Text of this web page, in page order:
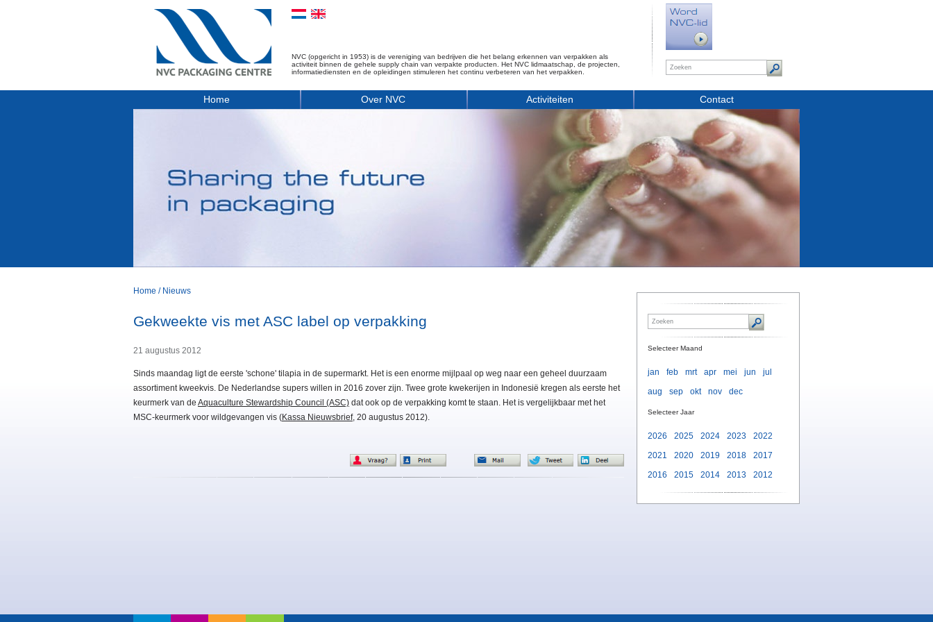
NVC (opgericht in 1953) is de vereniging van bedrijven die het belang erkennen van verpakken als
activiteit binnen de gehele supply chain van verpakte producten. Het NVC lidmaatschap, de projecten,
informatiediensten en de opleidingen stimuleren het continu verbeteren van het verpakken.
Home Over NVC Activiteiten Contact
Home / Nieuws
Gekweekte vis met ASC label op verpakking
21 augustus 2012
Sinds maandag ligt de eerste 'schone' tilapia in de supermarkt. Het is een enorme mijlpaal op weg naar een geheel duurzaam
assortiment kweekvis. De Nederlandse supers willen in 2016 zover zijn. Twee grote kwekerijen in Indonesië kregen als eerste het
keurmerk van de Aquaculture Stewardship Council (ASC) dat ook op de verpakking komt te staan. Het is vergelijkbaar met het
MSC-keurmerk voor wildgevangen vis (Kassa Nieuwsbrief, 20 augustus 2012).
Selecteer Maand
jan feb mrt apr mei jun
jul
aug
sep okt nov dec
Selecteer Jaar
2026 2025 2024 2023
2022
2021
2020 2019 2018
2017
2016
2015 2014 2013 2012